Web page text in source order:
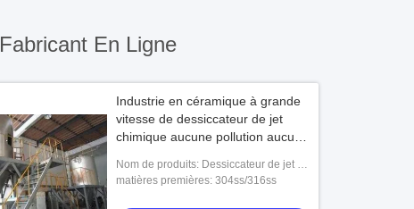
Fabricant En Ligne
Industrie en céramique à grande
vitesse de dessiccateur de jet
chimique aucune pollution aucune
Nom de produits: Dessiccateur de jet en
céramique centrifuge à grande vitesse
matières premières: 304ss/316ss